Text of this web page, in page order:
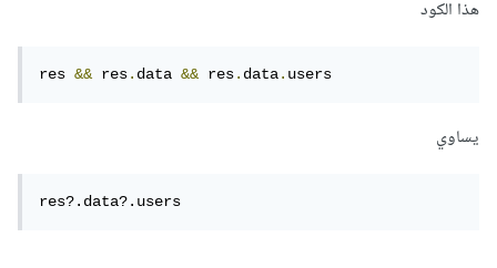
هذا الكود
res && res.data && res.data.users
يساوي
res?.data?.users